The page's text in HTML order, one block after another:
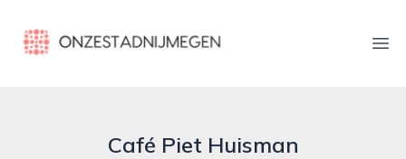
onzestadnijmegen.nl
Café Piet Huisman